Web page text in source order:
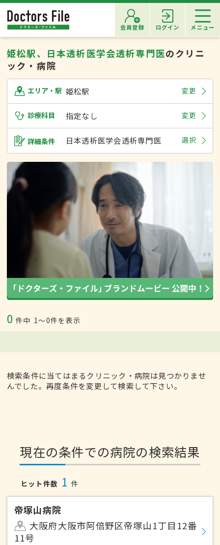
会員登録 ログイン メニュー
姫松駅、日本透析医学会透析専門医のクリニ
ック・病院
エリア・駅 姫松駅 変更
診療科目 指定なし 変更
詳細条件 日本透析医学会透析専門医 選択
0 件中 1〜0件を表示
検索条件に当てはまるクリニック・病院は見つかりませ
んでした。再度条件を変更して検索して下さい。
現在の条件での病院の検索結果
ヒット件数 1 件
帝塚山病院
大阪府大阪市阿倍野区帝塚山1丁目12番
11号